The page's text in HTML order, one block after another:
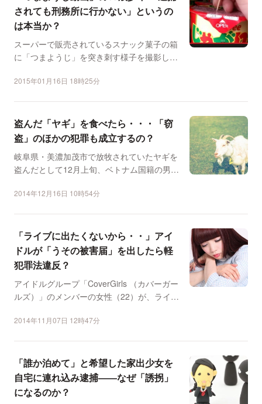
されても刑務所に行かない」というの
は本当か？
スーパーで販売されているスナック菓子の箱
に「つまようじ」を突き刺す様子を撮影した
2015年01月16日 18時25分
盗んだ「ヤギ」を食べたら・・・「窃
盗」のほかの犯罪も成立するの？
岐阜県・美濃加茂市で放牧されていたヤギを
盗んだとして12月上旬、ベトナム国籍の男性
2014年12月16日 10時54分
「ライブに出たくないから・・」アイ
ドルが「うその被害届」を出したら軽
犯罪法違反？
アイドルグループ「CoverGirls （カバーガー
ルズ）」のメンバーの女性（22）が、ライブ
2014年11月07日 12時47分
「誰か泊めて」と希望した家出少女を
自宅に連れ込み逮捕――なぜ「誘拐」
になるのか？